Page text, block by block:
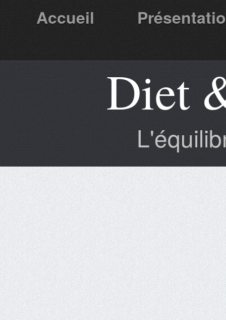
Accueil
Partenaires Diet